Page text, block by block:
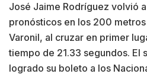
José Jaime Rodríguez volvió
pronósticos en los 200
Varonil, al cruzar en primer
tiempo de 21.33 segundos. El
logrado su boleto a los